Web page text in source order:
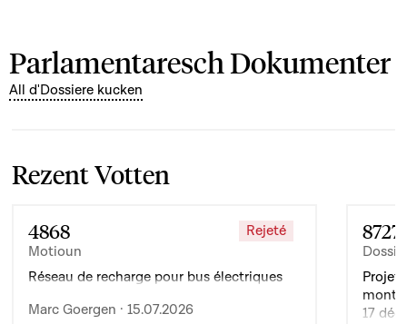
Parlamentaresch Dokumenter
All d'Dossiere kucken
Rezent Votten
4868
Motioun
Rejeté
Réseau de recharge pour bus électriques
Marc Goergen · 15.07.2026
8727
Projet
17